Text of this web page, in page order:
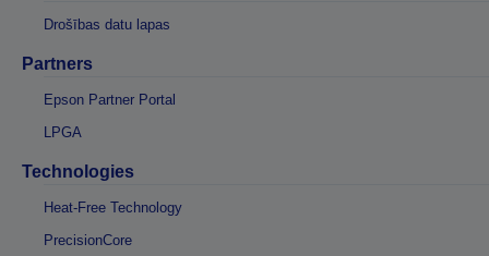
Drošības datu lapas
Partners
Epson Partner Portal
LPGA
Technologies
Heat-Free Technology
PrecisionCore